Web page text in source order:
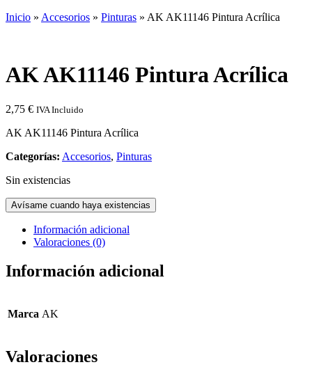
Inicio » Accesorios » Pinturas » AK AK11146 Pintura Acrílica
AK AK11146 Pintura Acrílica
2,75 € IVA Incluido
AK AK11146 Pintura Acrílica
Categorías: Accesorios, Pinturas
Sin existencias
Avísame cuando haya existencias
Información adicional
Valoraciones (0)
Información adicional
Marca AK
Valoraciones